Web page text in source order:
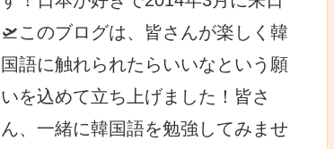
🛫このブログは、皆さんが楽しく韓
国語に触れられたらいいなという願
いを込めて立ち上げました！皆さ
ん、一緒に韓国語を勉強してみませ